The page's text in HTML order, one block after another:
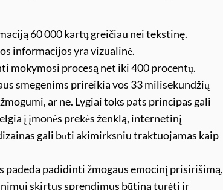
60 000 kartų greičiau nei tekstinę.
informacijos yra vizualinė.
mokymosi procesą net iki 400 procentų.
smegenims prireikia vos 33 milisekundžių
ar ne. Lygiai toks pats principas gali
į įmonės prekės ženklą, internetinį
gali būti akimirksniu traktuojamas kaip
padeda padidinti žmogaus emocinį prisirišimą,
skirtus sprendimus būtina turėti ir